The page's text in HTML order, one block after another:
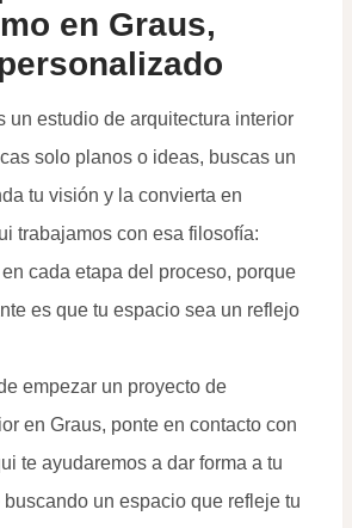
en Graus,
un estudio de arquitectura interior
solo planos o ideas, buscas un
tu visión y la convierta en
trabajamos con esa filosofía:
cada etapa del proceso, porque
es que tu espacio sea un reflejo
empezar un proyecto de
en Graus, ponte en contacto con
te ayudaremos a dar forma a tu
un espacio que refleje tu